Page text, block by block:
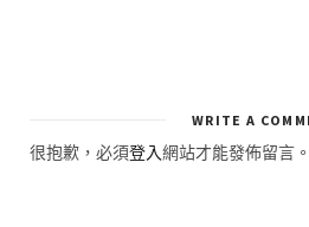
WRITE A
很抱歉，必須登入網站才能發佈留言。